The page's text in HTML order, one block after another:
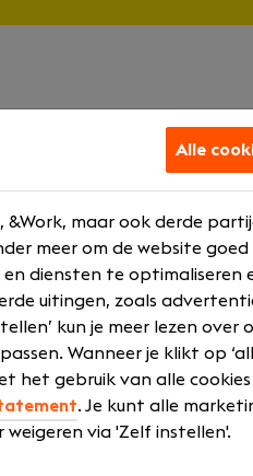
afhankelijk van ervaring,
intensieve begeleiding en
mobiliteitsbudget of OV-
met veel zeggenschap
bedrijfscultuur
en
Alle
&Work, maar ook derde
meer om de website
diensten te optimaliseren
uitingen, zoals
kun je meer lezen over
Wanneer je klikt op
het gebruik van alle cookies
. Je kunt alle
via 'Zelf instellen'.